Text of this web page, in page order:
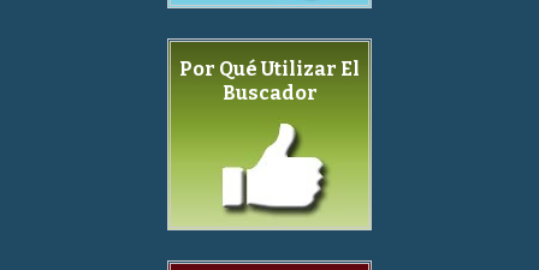
Por Qué Utilizar El
Buscador